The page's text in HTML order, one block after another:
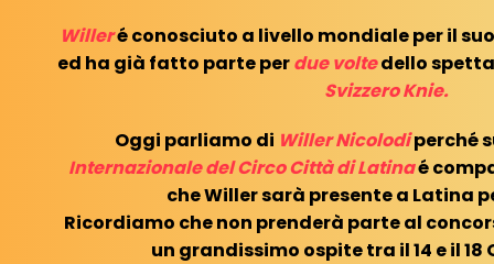
Willeré conosciuto a livello mondiale per il
ed ha già fatto parte perdue voltedello
Svizzero Knie.
Oggi parliamo di Willer Nicolodiperché
Internazionale del Circo Città di Latinaé
che Willer sarà presente a Latina
Ricordiamo che non prenderà parte al
un grandissimo ospite tra il 14 e il 18